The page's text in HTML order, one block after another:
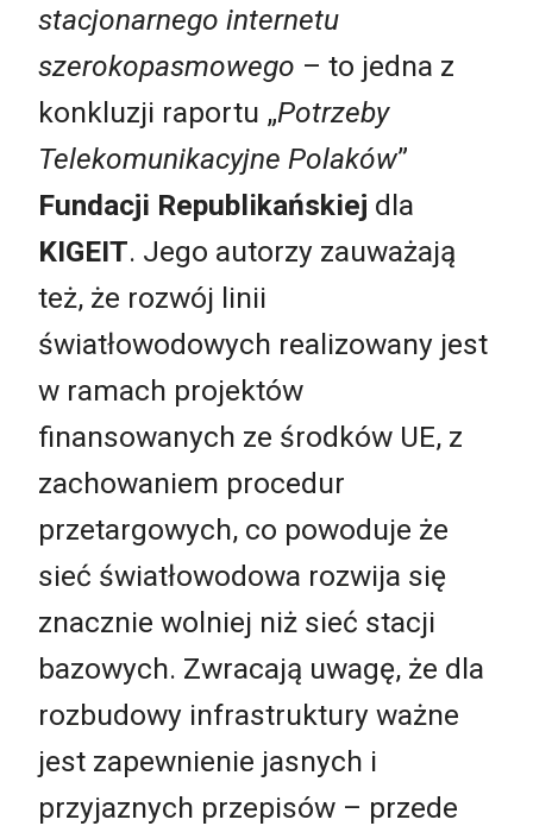
stacjonarnego internetu
szerokopasmowego – to jedna z
konkluzji raportu „Potrzeby
Telekomunikacyjne Polaków”
Fundacji Republikańskiej dla
KIGEIT. Jego autorzy zauważają
też, że rozwój linii
światłowodowych realizowany jest
w ramach projektów
finansowanych ze środków UE, z
zachowaniem procedur
przetargowych, co powoduje że
sieć światłowodowa rozwija się
znacznie wolniej niż sieć stacji
bazowych. Zwracają uwagę, że dla
rozbudowy infrastruktury ważne
jest zapewnienie jasnych i
przyjaznych przepisów – przede